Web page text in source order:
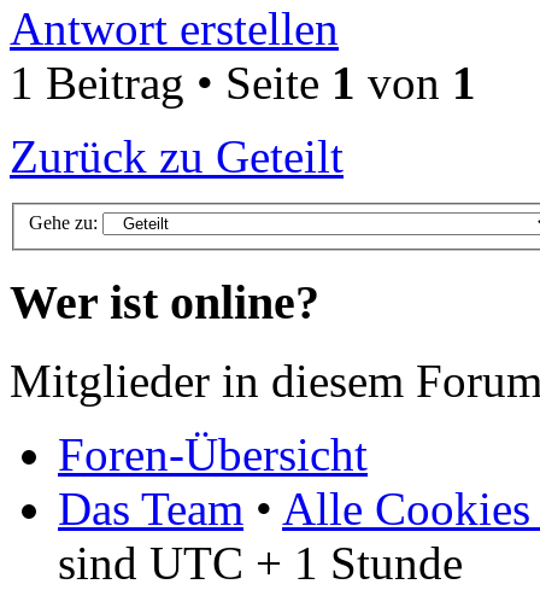
Antwort erstellen
1 Beitrag • Seite 1 von 1
Zurück zu Geteilt
Gehe zu:
Wer ist online?
Mitglieder in diesem
Foren-Übersicht
Das Team • Alle Cookies
sind UTC + 1 Stunde